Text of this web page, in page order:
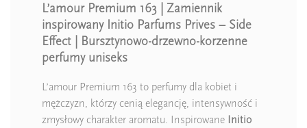
L’amour Premium 163 | Zamiennik
inspirowany Initio Parfums Prives – Side
Effect | Bursztynowo-drzewno-korzenne
perfumy uniseks
L’amour Premium 163 to perfumy dla kobiet i
mężczyzn, którzy cenią elegancję, intensywność i
zmysłowy charakter aromatu. Inspirowane Initio